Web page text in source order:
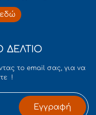
ΔΕΛΤΙΟ
το email σας, για να
!
Εγγραφή